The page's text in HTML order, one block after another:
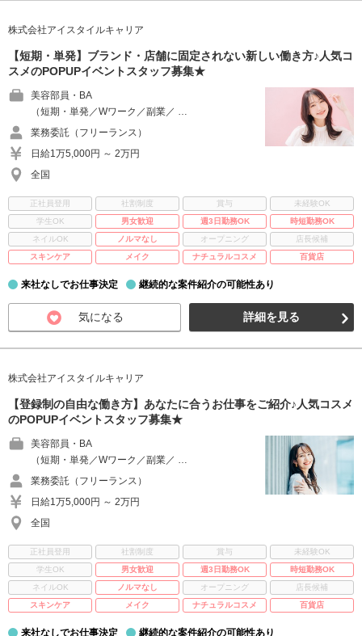
株式会社アイスタイルキャリア
【短期・単発】ブランド・店舗に固定されない新しい働き方♪人気コ
スメのPOPUPイベントスタッフ募集★
美容部員・BA
（短期・単発／Wワーク／副業／ …
業務委託（フリーランス）
日給1万5,000円 ～ 2万円
全国
正社員登用 社割制度 賞与
未経験OK
学生OK
男女歓迎 週3日勤務OK
時短勤務OK
ネイルOK
ノルマなし オープニング
店長候補
スキンケア
メイク ナチュラルコスメ 百貨店
来社なしでお仕事決定 継続的な案件紹介の可能性あり
気になる 詳細を見る
株式会社アイスタイルキャリア
【登録制の自由な働き方】あなたに合うお仕事をご紹介♪人気コスメ
のPOPUPイベントスタッフ募集★
美容部員・BA
（短期・単発／Wワーク／副業／ …
業務委託（フリーランス）
日給1万5,000円 ～ 2万円
全国
正社員登用 社割制度 賞与
未経験OK
学生OK
男女歓迎 週3日勤務OK
時短勤務OK
ネイルOK
ノルマなし オープニング
店長候補
スキンケア
メイク ナチュラルコスメ 百貨店
来社なしでお仕事決定 継続的な案件紹介の可能性あり